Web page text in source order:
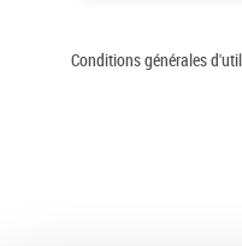
Conditions générales